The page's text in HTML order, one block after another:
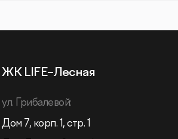
ЖК LIFE–Лесная
ул. Грибалевой:
Дом 7, корп. 1, стр. 1